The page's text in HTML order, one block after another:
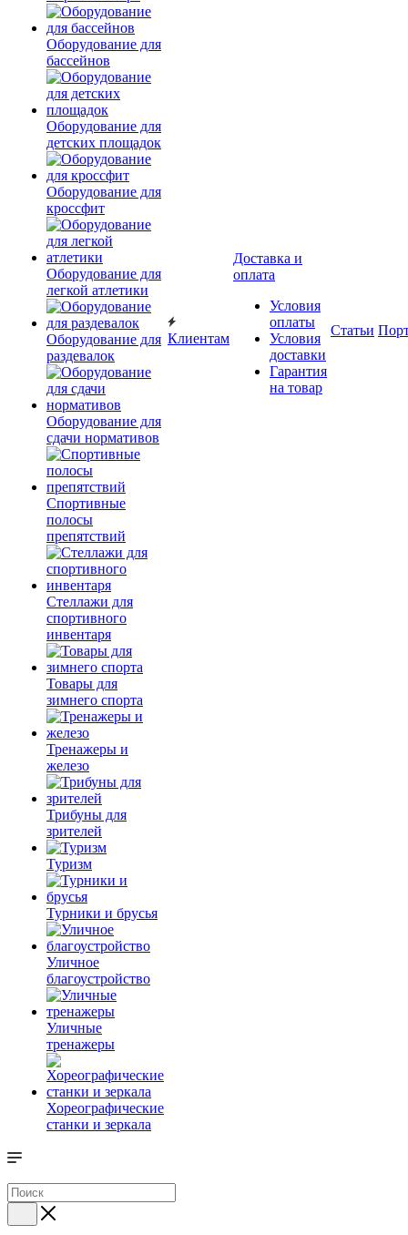
Оборудование для
бассейнов
Оборудование для
детских площадок
Оборудование для
кроссфит
Оборудование для
легкой атлетики
Оборудование для
раздевалок
Оборудование для
сдачи нормативов
Спортивные
полосы
препятствий
Стеллажи для
спортивного
инвентаря
Товары для
зимнего спорта
Тренажеры и
железо
Трибуны для
зрителей
Туризм
Турники и брусья
Уличное
благоустройство
Уличные
тренажеры
Хореографические
станки и зеркала
Клиентам
Доставка и
оплата
Условия
оплаты
Условия
доставки
Гарантия
на товар
Статьи